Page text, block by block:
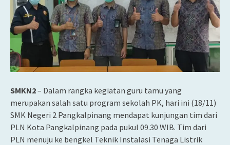
SMKN2– Dalam rangka kegiatan guru tamu yang
merupakan salah satu program sekolah PK, hari ini (18/11)
SMK Negeri 2 Pangkalpinang mendapat kunjungan tim dari
PLN Kota Pangkalpinang pada pukul 09.30 WIB. Tim dari
PLN menuju ke bengkel Teknik Instalasi Tenaga Listrik